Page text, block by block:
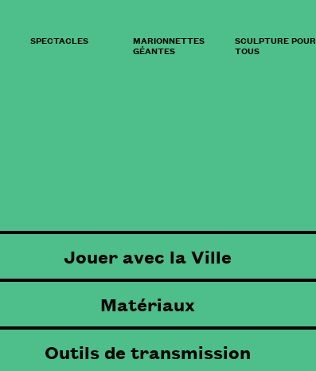
SPECTACLES MARIONNETTES
GÉANTES
SCULPTURE POUR
TOUS
Jouer avec la Ville
Matériaux
Outils de transmission